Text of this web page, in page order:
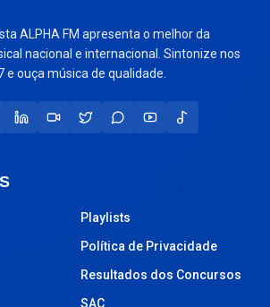
ALPHA FM apresenta o melhor da
nacional e internacional. Sintonize nos
e ouça música de qualidade.
Playlists
Política de Privacidade
Resultados dos Concursos
SAC